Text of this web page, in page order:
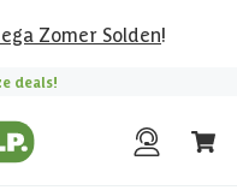
Zomer Solden!
deals!